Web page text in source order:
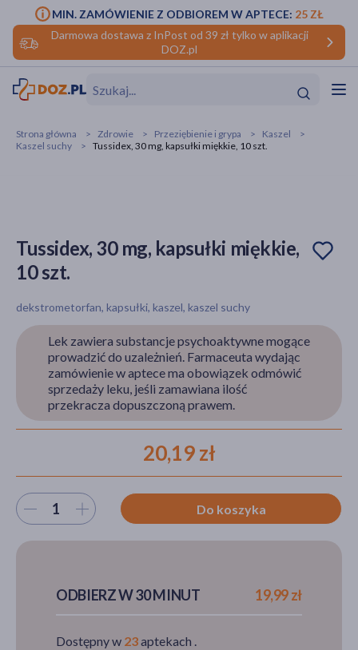
Darmowa dostawa z InPost od 39 zł tylko w aplikacji
DOZ.pl
MIN. ZAMÓWIENIE Z ODBIOREM W APTECE: 25 ZŁ
Hit
Strona główna Zdrowie Przeziębienie i grypa
Kaszel
Kaszel suchy
Tussidex, 30 mg, kapsułki miękkie, 10 szt.
Tussidex, 30 mg, kapsułki miękkie,
10 szt.
dekstrometorfan, kapsułki, kaszel, kaszel suchy
Lek zawiera substancje psychoaktywne mogące
prowadzić do uzależnień. Farmaceuta wydając
zamówienie w aptece ma obowiązek odmówić
sprzedaży leku, jeśli zamawiana ilość
przekracza dopuszczoną prawem.
20,19 zł
Wybierz ilość Do koszyka
ODBIERZ W 30 MINUT 19,99 zł
Dostępny w 23aptekach .